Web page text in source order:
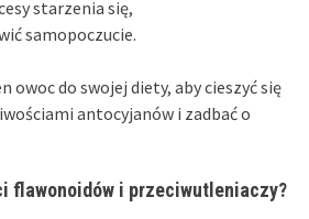
starzenia się,
samopoczucie.
owoc do swojej diety, aby cieszyć się
antocyjanów i zadbać o
flawonoidów i przeciwutleniaczy?